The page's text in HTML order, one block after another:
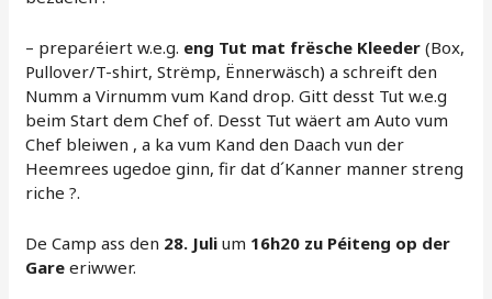
– preparéiert w.e.g. eng Tut mat frësche Kleeder (Box,
Pullover/T-shirt, Strëmp, Ënnerwäsch) a schreift den
Numm a Virnumm vum Kand drop. Gitt desst Tut w.e.g
beim Start dem Chef of. Desst Tut wäert am Auto vum
Chef bleiwen , a ka vum Kand den Daach vun der
Heemrees ugedoe ginn, fir dat d´Kanner manner streng
riche ?.
De Camp ass den 28. Juli um 16h20 zu Péiteng op der
Gare eriwwer.